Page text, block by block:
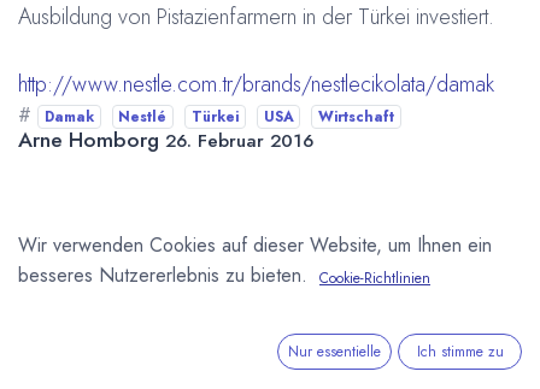
Ausbildung von Pistazienfarmern in der Türkei investiert.
http://www.nestle.com.tr/brands/nestlecikolata/damak
# Damak Nestlé Türkei USA Wirtschaft
Arne Homborg 26. Februar 2016
DIESEN BEITRAG TEILEN
Wir verwenden Cookies auf dieser Website, um Ihnen ein
besseres Nutzererlebnis zu bieten.
Cookie-Richtlinien
Nur essentielle Ich stimme zu